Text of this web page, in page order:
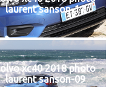
laurent sanson-11
xc40 2018 photo
laurent sanson-09